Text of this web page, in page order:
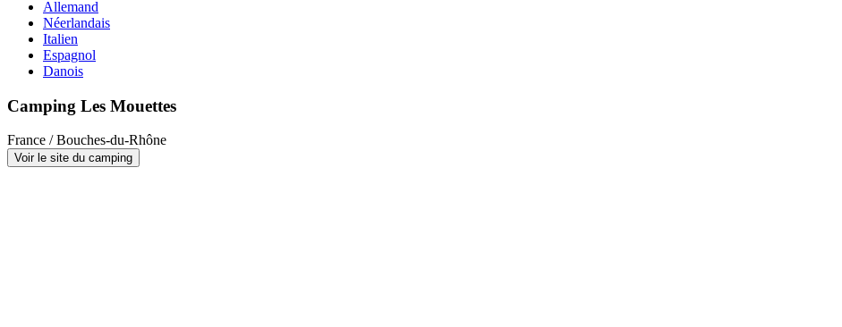
Allemand
Néerlandais
Italien
Espagnol
Danois
Camping Les Mouettes
France / Bouches-du-Rhône
Voir le site du camping